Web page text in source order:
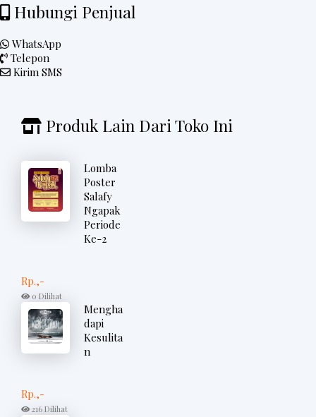
Hubungi Penjual
WhatsApp
Telepon
Kirim SMS
Produk Lain Dari Toko Ini
Lomba
Poster
Salafy
Ngapak
Periode
Ke-2
Rp.,-
0 Dilihat
Mengha
dapi
Kesulita
n
Rp.,-
216 Dilihat